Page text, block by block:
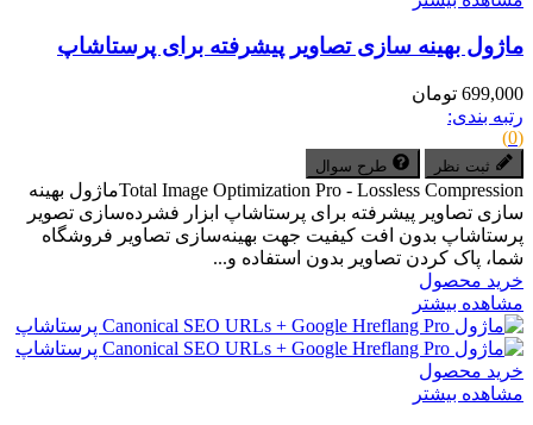
ماژول بهینه سازی تصاویر پیشرفته برای پرستاشاپ
699,000 تومان
رتبه بندی:
(0)
ثبت نظر طرح سوال
Total Image Optimization Pro - Lossless Compressionماژول بهینه
سازی تصاویر پیشرفته برای پرستاشاپ ابزار فشرده‌سازی تصویر
پرستاشاپ بدون افت کیفیت جهت بهینه‌سازی تصاویر فروشگاه
شما، پاک کردن تصاویر بدون استفاده و...
خرید محصول
مشاهده بیشتر
خرید محصول
مشاهده بیشتر